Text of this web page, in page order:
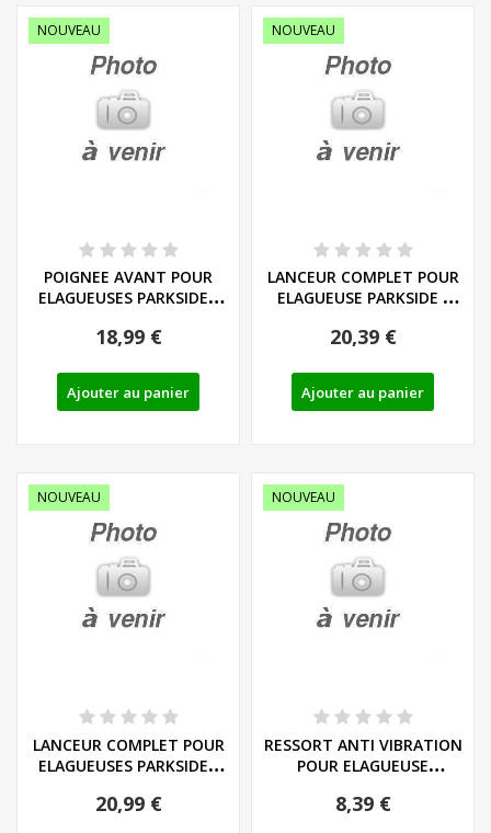
NOUVEAU
POIGNEE AVANT POUR
ELAGUEUSES PARKSIDE -
18,99 €
Ajouter au panier
NOUVEAU
LANCEUR COMPLET POUR
ELAGUEUSE PARKSIDE -
20,39 €
Ajouter au panier
NOUVEAU
LANCEUR COMPLET POUR
ELAGUEUSES PARKSIDE -
20,99 €
NOUVEAU
RESSORT ANTI VIBRATION
POUR ELAGUEUSE
8,39 €